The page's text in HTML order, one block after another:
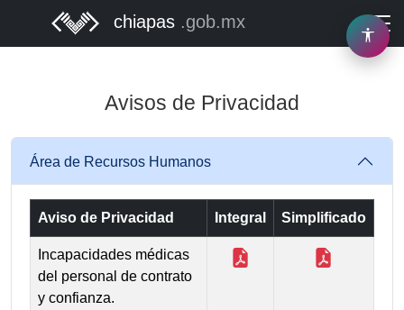
chiapas .gob.mx
Avisos de Privacidad
Área de Recursos Humanos
Aviso de Privacidad Integral Simplificado
Incapacidades médicas
del personal de contrato
y confianza.